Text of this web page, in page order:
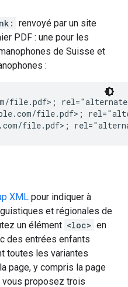
renvoyé par un site
PDF : une pour les
de Suisse et
:
file.pdf>;
file.pdf>;
file.pdf>;
XML pour indiquer à
et régionales de
un élément <loc> en
des entrées enfants
toutes les variantes
page, y compris la page
vous proposez trois